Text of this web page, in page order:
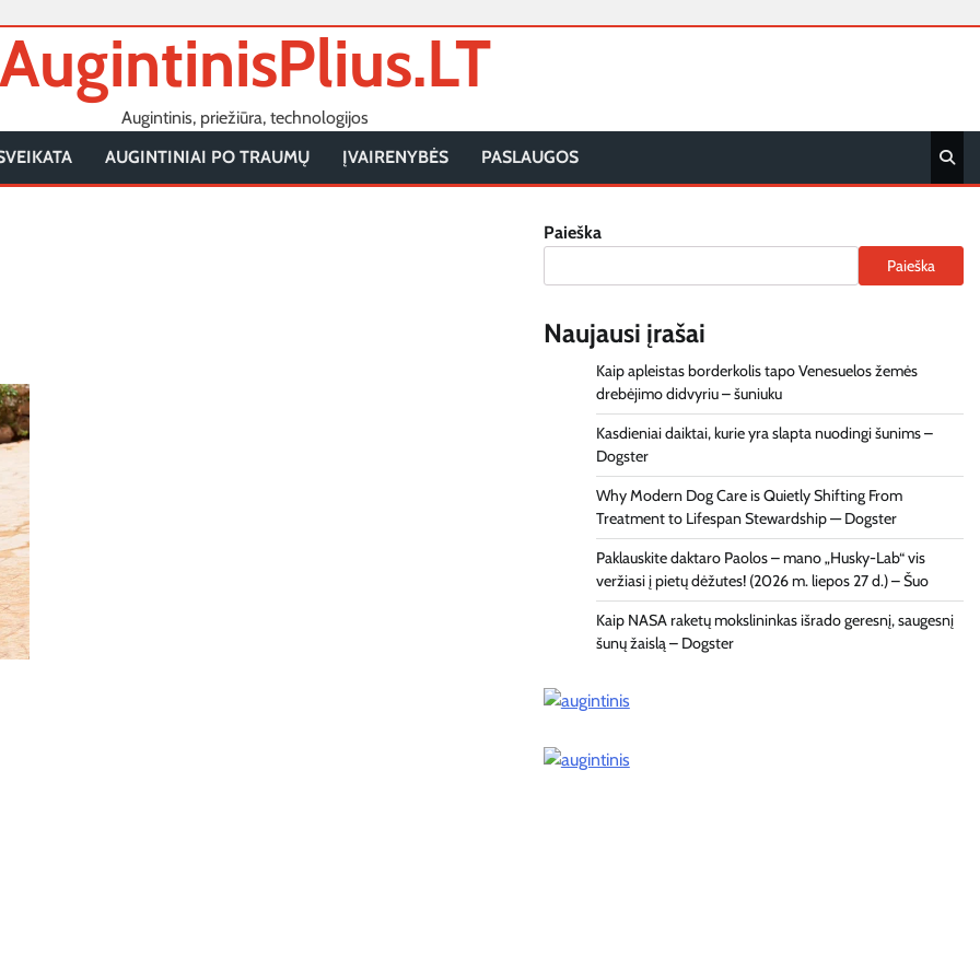
AugintinisPlius.LT
Augintinis, priežiūra, technologijos
AUGINTINIAI PO TRAUMŲ ĮVAIRENYBĖS PASLAUGOS
Paieška
Paieška
Naujausi įrašai
Kaip apleistas borderkolis tapo Venesuelos žemės
drebėjimo didvyriu – šuniuku
Kasdieniai daiktai, kurie yra slapta nuodingi šunims –
Dogster
Why Modern Dog Care is Quietly Shifting From
Treatment to Lifespan Stewardship — Dogster
Paklauskite daktaro Paolos – mano „Husky-Lab“ vis
veržiasi į pietų dėžutes! (2026 m. liepos 27 d.) – Šuo
Kaip NASA raketų mokslininkas išrado geresnį, saugesnį
šunų žaislą – Dogster